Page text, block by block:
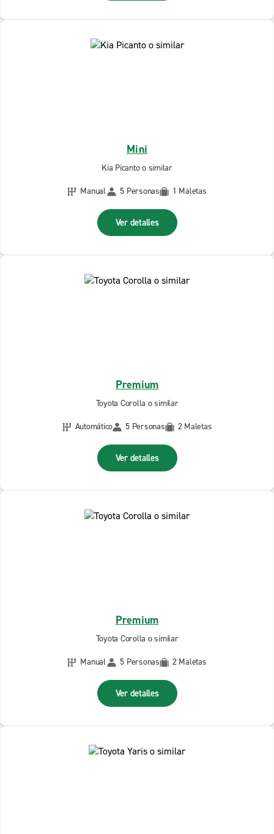
Mini
Kia Picanto o similar
Manual
5 Personas 1 Maletas
Ver detalles
Premium
Toyota Corolla o similar
Automático
5 Personas 2 Maletas
Ver detalles
Premium
Toyota Corolla o similar
Manual
5 Personas 2 Maletas
Ver detalles